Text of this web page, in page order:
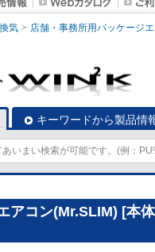
気 店舗・事務所用パッケージ
キーワードから製品情
アコン(Mr.SLIM) [本